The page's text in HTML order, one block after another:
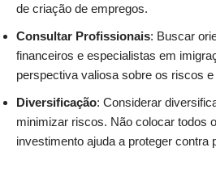
de criação de empregos.
Consultar Profissionais: Buscar
financeiros e especialistas em
perspectiva valiosa sobre os riscos
Diversificação: Considerar
minimizar riscos. Não colocar todos
investimento ajuda a proteger contra